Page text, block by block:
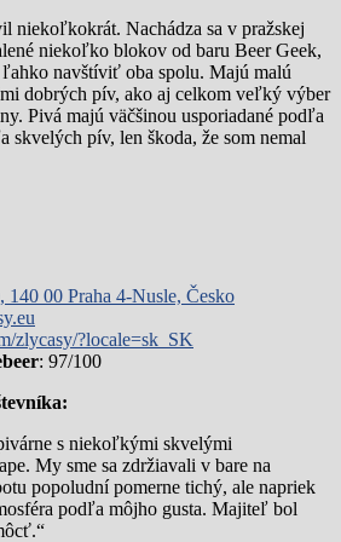
niekoľkokrát. Nachádza sa v pražskej
niekoľko blokov od baru Beer Geek,
navštíviť oba spolu. Majú malú
dobrých pív, ako aj celkom veľký výber
Pivá majú väčšinou usporiadané podľa
skvelých pív, len škoda, že som nemal
140 00 Praha 4-Nusle, Česko
zlycasy/?locale=sk_SK
: 97/100
s niekoľkými skvelými
My sme sa zdržiavali v bare na
popoludní pomerne tichý, ale napriek
podľa môjho gusta. Majiteľ bol